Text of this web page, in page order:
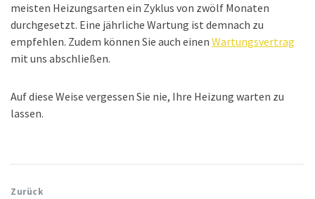
meisten Heizungsarten ein Zyklus von zwölf Monaten
durchgesetzt. Eine jährliche Wartung ist demnach zu
empfehlen. Zudem können Sie auch einen Wartungsvertrag
mit uns abschließen.
Auf diese Weise vergessen Sie nie, Ihre Heizung warten zu
lassen.
Zurück